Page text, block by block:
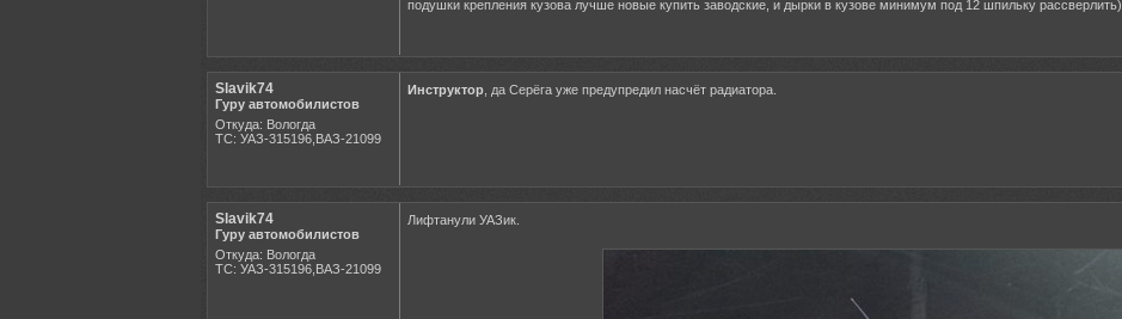
подушки крепления кузова лучше новые купить заводские, и дырки в кузове минимум под 12 шпильку рассверлить)
Slavik74
Гуру автомобилистов
Откуда: Вологда
ТС: УАЗ-315196,ВАЗ-21099
Инструктор , да Серёга уже предупредил насчёт радиатора.
Slavik74
Гуру автомобилистов
Откуда: Вологда
ТС: УАЗ-315196,ВАЗ-21099
Лифтанули УАЗик.